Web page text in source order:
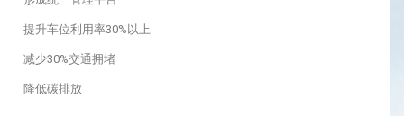
提升车位利用率30%以上
减少30%交通拥堵
降低碳排放